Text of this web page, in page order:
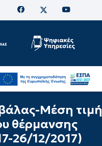
Μέση τιμή
θέρμανσης
26/12/2017)